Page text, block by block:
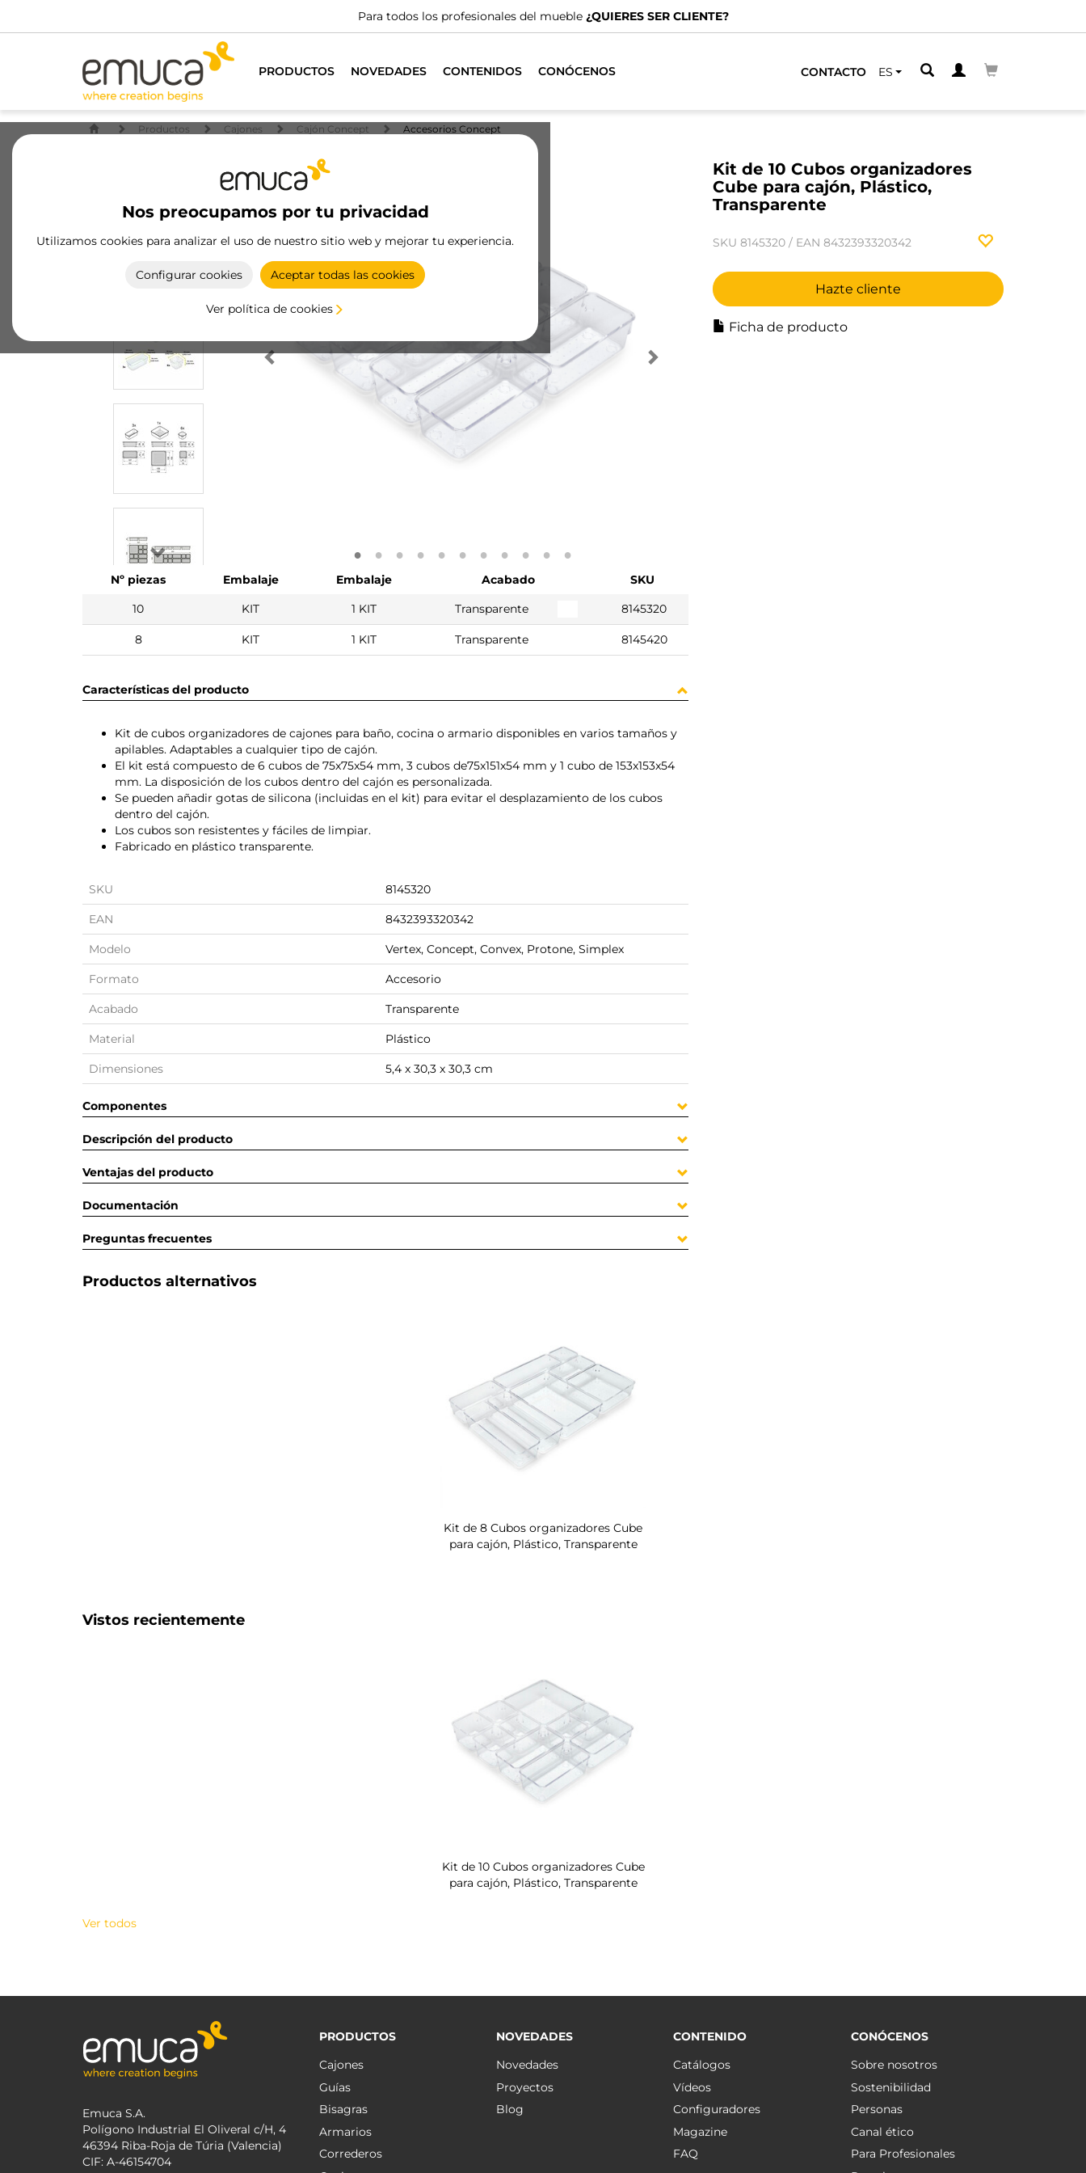
Para todos los profesionales del mueble ¿QUIERES SER CLIENTE?
PRODUCTOS NOVEDADES CONTENIDOS CONÓCENOS CONTACTO ES
Nos preocupamos por tu privacidad
Utilizamos cookies para analizar el uso de nuestro sitio web y mejorar tu experiencia.
Configurar cookies Aceptar todas las cookies
Ver política de cookies
Productos Cajones Cajón Concept Accesorios Concept
Kit de 10 Cubos organizadores
Cube para cajón, Plástico,
Transparente
SKU 8145320 / EAN 8432393320342
Hazte cliente
Ficha de producto
Nº piezas Embalaje Embalaje Acabado
SKU
10
KIT 1 KIT Transparente 8145320
8 KIT 1 KIT Transparente 8145420
Características del producto
Kit de cubos organizadores de cajones para baño, cocina o armario disponibles en varios tamaños y
apilables. Adaptables a cualquier tipo de cajón.
El kit está compuesto de 6 cubos de 75x75x54 mm, 3 cubos de75x151x54 mm y 1 cubo de 153x153x54
mm. La disposición de los cubos dentro del cajón es personalizada.
Se pueden añadir gotas de silicona (incluidas en el kit) para evitar el desplazamiento de los cubos
dentro del cajón.
Los cubos son resistentes y fáciles de limpiar.
Fabricado en plástico transparente.
SKU 8145320
EAN 8432393320342
Modelo Vertex, Concept, Convex, Protone, Simplex
Formato Accesorio
Acabado Transparente
Material Plástico
Dimensiones 5,4 x 30,3 x 30,3 cm
Componentes
Descripción del producto
Ventajas del producto
Documentación
Preguntas frecuentes
Productos alternativos
Kit de 8 Cubos organizadores Cube
para cajón, Plástico, Transparente
Vistos recientemente
Kit de 10 Cubos organizadores Cube
para cajón, Plástico, Transparente
Ver todos
Emuca S.A.
Polígono Industrial El Oliveral c/H, 4
46394 Riba-Roja de Túria (Valencia)
CIF: A-46154704
PRODUCTOS
Cajones
Guías
Bisagras
Armarios
Correderos
NOVEDADES
Novedades
Proyectos
Blog
CONTENIDO
Catálogos
Vídeos
Configuradores
Magazine
FAQ
CONÓCENOS
Sobre nosotros
Sostenibilidad
Personas
Canal ético
Para Profesionales